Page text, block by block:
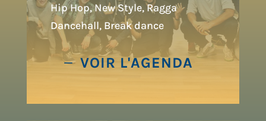
Hip Hop, New Style, Ragga
Dancehall, Break dance
VOIR L'AGENDA